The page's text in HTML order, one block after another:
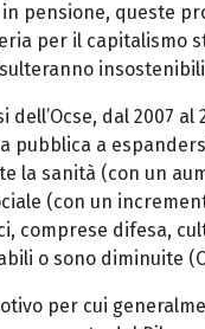
pensione, queste
per il capitalismo
dell’Ocse, dal 2007 al
pubblica a
la sanità (con un
(con un
comprese difesa,
o sono diminuite
per cui